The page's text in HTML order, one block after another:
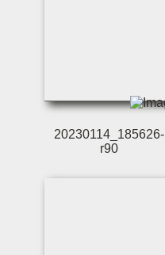
20230114_185626-
r90